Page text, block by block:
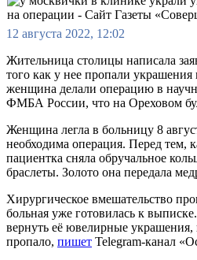
12 августа 2022, 12:02
Жительница столицы написала
того как у нее пропали украшения
женщина делали операцию в
ФМБА России, что на Ореховом
Женщина легла в больницу 8
необходима операция. Перед тем,
пациентка сняла обручальное
браслеты. Золото она передала
Хирургическое вмешательство
больная уже готовилась к
вернуть её ювелирные украшения,
пропало, пишет Telegram-канал